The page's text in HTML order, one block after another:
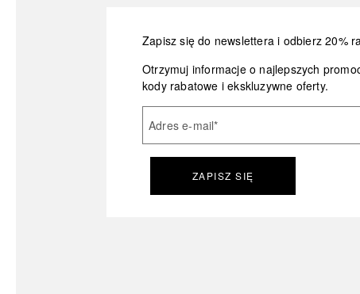
Zapisz się do newslettera i odbierz 20%
Otrzymuj informacje o najlepszych
kody rabatowe i ekskluzywne oferty.
Adres e-mail*
ZAPISZ SIĘ